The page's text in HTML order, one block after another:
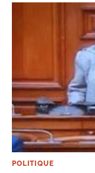
POLITIQUE